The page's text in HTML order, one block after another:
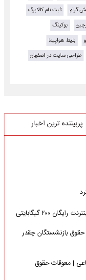
گرام
ثبت نام کالابرگ
بوکینگ
بلیط هواپیما
طراحی سایت در اصفهان
پربیننده ترین اخبار
۲۰۰ گیگابایتی
حقوق بازنشستگان چقدر
| معوقات حقوق